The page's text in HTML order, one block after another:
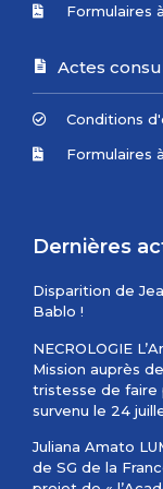
Formulaires
Actes
Conditions
Formulaires
Dernières
Disparition de
Bablo !
NECROLOGIE
Mission auprès
tristesse de faire
survenu le 24
Juliana Amato
de SG de la